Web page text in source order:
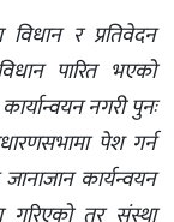
विधान र प्रतिवेदन
पारित भएको
नगरी पुनः
पेश गर्न
कार्यन्वयन